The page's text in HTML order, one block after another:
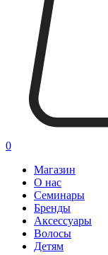
0
Магазин
О нас
Семинары
Бренды
Аксессуары
Волосы
Детям